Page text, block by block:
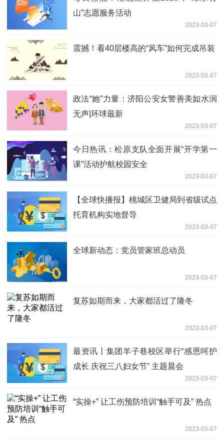
山”志愿服务活动
2023-03-07
震撼！看40层楼高的“风车”如何完成吊装
2023-03-07
政法“她”力量​：济阳公安女警善美如水润
无声|环球最新
2023-03-07
今日热讯：松原支队全面开展“开学第一
课”活动护航校园安全
2023-03-07
【全球快播报】桃城区卫健局到省级试点
托育机构实地督导
2023-03-07
全球新动态：党员管家班总动员
2023-03-07
复苏如期而来，大家都活过了隆冬
2023-03-07
最资讯丨集团羊子巷校区举行“感恩呵护
成长 庆祝三八妇女节” 主题晨会
2023-03-07
“实操+” 让工伤预防培训“触手可及” 热点
2023-03-07